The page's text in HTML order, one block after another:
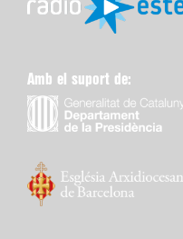
Amb el suport de: